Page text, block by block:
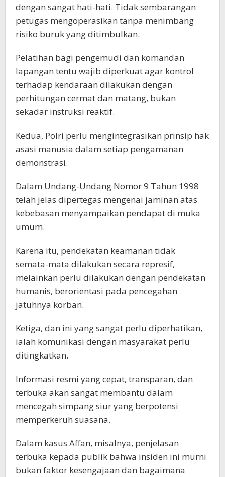
dengan sangat hati-hati. Tidak sembarangan
petugas mengoperasikan tanpa menimbang
risiko buruk yang ditimbulkan.
Pelatihan bagi pengemudi dan komandan
lapangan tentu wajib diperkuat agar kontrol
terhadap kendaraan dilakukan dengan
perhitungan cermat dan matang, bukan
sekadar instruksi reaktif.
Kedua, Polri perlu mengintegrasikan prinsip hak
asasi manusia dalam setiap pengamanan
demonstrasi.
Dalam Undang-Undang Nomor 9 Tahun 1998
telah jelas dipertegas mengenai jaminan atas
kebebasan menyampaikan pendapat di muka
umum.
Karena itu, pendekatan keamanan tidak
semata-mata dilakukan secara represif,
melainkan perlu dilakukan dengan pendekatan
humanis, berorientasi pada pencegahan
jatuhnya korban.
Ketiga, dan ini yang sangat perlu diperhatikan,
ialah komunikasi dengan masyarakat perlu
ditingkatkan.
Informasi resmi yang cepat, transparan, dan
terbuka akan sangat membantu dalam
mencegah simpang siur yang berpotensi
memperkeruh suasana.
Dalam kasus Affan, misalnya, penjelasan
terbuka kepada publik bahwa insiden ini murni
bukan faktor kesengajaan dan bagaimana